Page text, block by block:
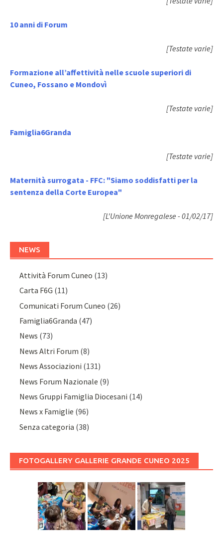
10 anni di Forum
[Testate varie]
Formazione all’affettività nelle scuole superiori di
Cuneo, Fossano e Mondovì
[Testate varie]
Famiglia6Granda
[Testate varie]
Maternità surrogata - FFC: "Siamo soddisfatti per la
sentenza della Corte Europea"
[L'Unione Monregalese - 01/02/17]
NEWS
Attività Forum Cuneo (13)
Carta F6G (11)
Comunicati Forum Cuneo (26)
Famiglia6Granda (47)
News (73)
News Altri Forum (8)
News Associazioni (131)
News Forum Nazionale (9)
News Gruppi Famiglia Diocesani (14)
News x Famiglie (96)
Senza categoria (38)
FOTOGALLERY GALLERIE GRANDE CUNEO 2025